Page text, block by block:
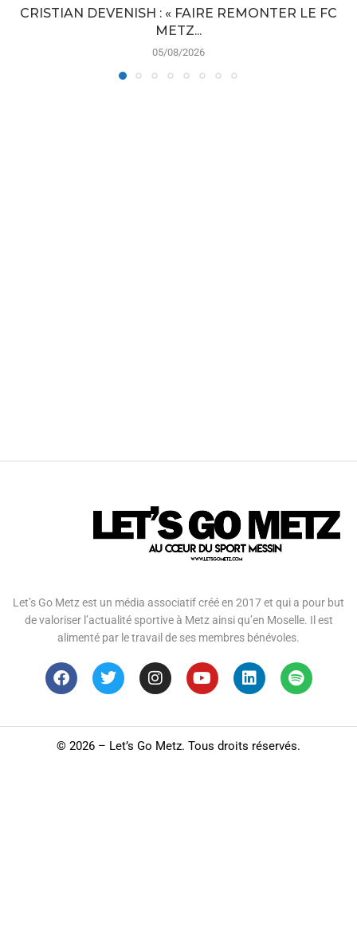
CRISTIAN DEVENISH : « FAIRE REMONTER LE FC
METZ...
05/08/2026
Let’s Go Metz est un média associatif créé en 2017 et qui a pour but
de valoriser l’actualité sportive à Metz ainsi qu’en Moselle. Il est
alimenté par le travail de ses membres bénévoles.
© 2026 – Let’s Go Metz. Tous droits réservés.